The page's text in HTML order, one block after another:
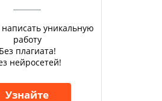
уникальную
работу
Без плагиата!
нейросетей!
Узнайте